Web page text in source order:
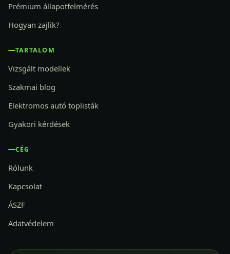
Prémium állapotfelmérés
Hogyan zajlik?
TARTALOM
Vizsgált modellek
Szakmai blog
Elektromos autó toplisták
Gyakori kérdések
CÉG
Rólunk
Kapcsolat
ÁSZF
Adatvédelem